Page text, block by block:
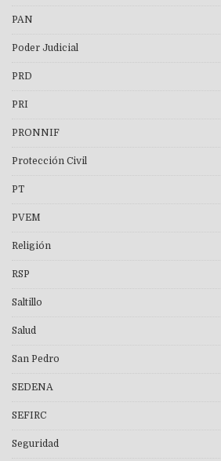
PAN
Poder Judicial
PRD
PRI
PRONNIF
Protección Civil
PT
PVEM
Religión
RSP
Saltillo
Salud
San Pedro
SEDENA
SEFIRC
Seguridad